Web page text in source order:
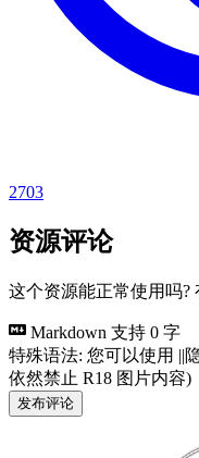
2703
资源评论
这个资源能正常使用吗?
Markdown 支持 0 字
特殊语法: 您可以使用 ||
依然禁止 R18 图片内容)
发布评论